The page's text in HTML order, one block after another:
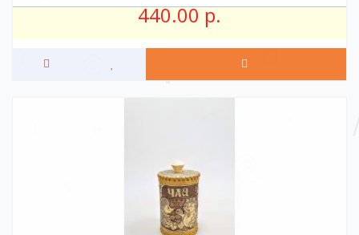
440.00 р.